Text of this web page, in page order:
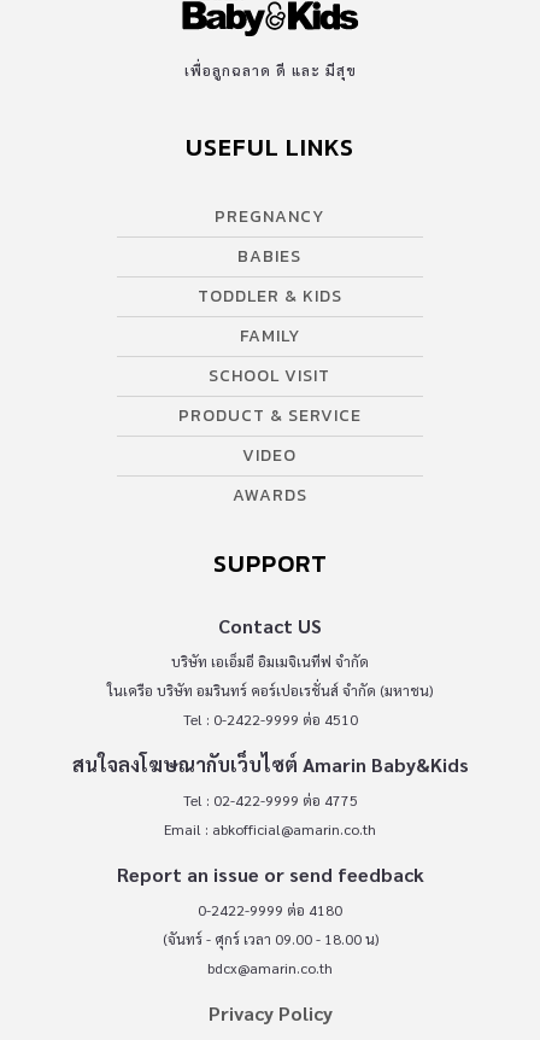
เพื่อลูกฉลาด ดี และ มีสุข
USEFUL LINKS
PREGNANCY
BABIES
TODDLER & KIDS
FAMILY
SCHOOL VISIT
PRODUCT & SERVICE
VIDEO
AWARDS
SUPPORT
Contact US
บริษัท เอเอ็มอี อิมเมจิเนทีฟ จำกัด
ในเครือ บริษัท อมรินทร์ คอร์เปอเรชั่นส์ จำกัด (มหาชน)
Tel : 0-2422-9999 ต่อ 4510
สนใจลงโฆษณากับเว็บไซต์ Amarin Baby&Kids
Tel : 02-422-9999 ต่อ 4775
Email : abkofficial@amarin.co.th
Report an issue or send feedback
0-2422-9999 ต่อ 4180
(จันทร์ - ศุกร์ เวลา 09.00 - 18.00 น)
bdcx@amarin.co.th
Privacy Policy